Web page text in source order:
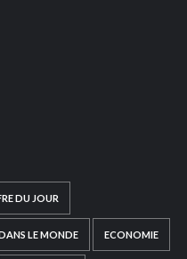
DU JOUR
LE MONDE ECONOMIE